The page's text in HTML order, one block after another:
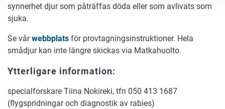
synnerhet djur som påträffas döda eller som avlivats som
sjuka.
Se vårwebbplats för provtagningsinstruktioner. Hela
smådjur kan inte längre skickas via Matkahuolto.
Ytterligare information:
specialforskare Tiina Nokireki, tfn 050 413 1687
(flygspridningar och diagnostik av rabies)